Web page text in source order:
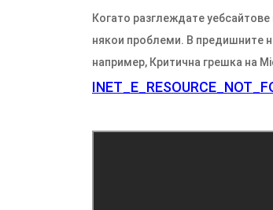
Когато разглеждате
някои проблеми. В предишните
например, Критична грешка на